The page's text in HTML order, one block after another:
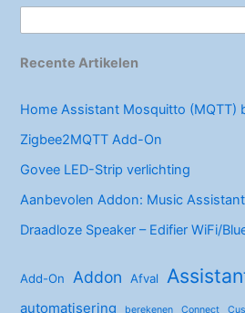
Recente Artikelen
Home Assistant Mosquitto (MQTT)
Zigbee2MQTT Add-On
Govee LED-Strip verlichting
Aanbevolen Addon: Music
Draadloze Speaker – Edifier WiFi/
Add-On Addon Afval
automatisering berekenen Connect